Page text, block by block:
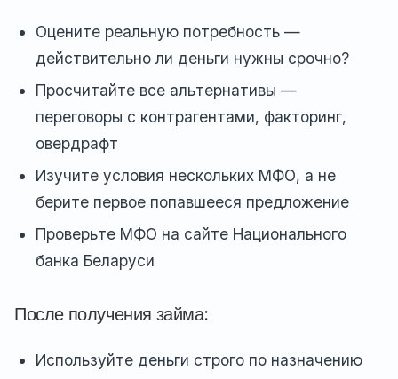
Оцените реальную потребность —
действительно ли деньги нужны срочно?
Просчитайте все альтернативы —
переговоры с контрагентами, факторинг,
овердрафт
Изучите условия нескольких МФО, а не
берите первое попавшееся предложение
Проверьте МФО на сайте Национального
банка Беларуси
После получения займа:
Используйте деньги строго по назначению